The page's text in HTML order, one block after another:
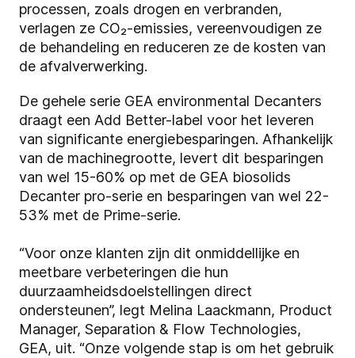
processen, zoals drogen en verbranden,
verlagen ze CO₂-emissies, vereenvoudigen ze
de behandeling en reduceren ze de kosten van
de afvalverwerking.
De gehele serie GEA environmental Decanters
draagt een Add Better-label voor het leveren
van significante energiebesparingen. Afhankelijk
van de machinegrootte, levert dit besparingen
van wel 15-60% op met de GEA biosolids
Decanter pro-serie en besparingen van wel 22-
53% met de Prime-serie.
“Voor onze klanten zijn dit onmiddellijke en
meetbare verbeteringen die hun
duurzaamheidsdoelstellingen direct
ondersteunen”, legt Melina Laackmann, Product
Manager, Separation & Flow Technologies,
GEA, uit. “Onze volgende stap is om het gebruik